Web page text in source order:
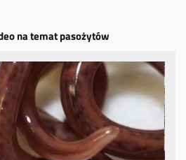
na temat pasożytów